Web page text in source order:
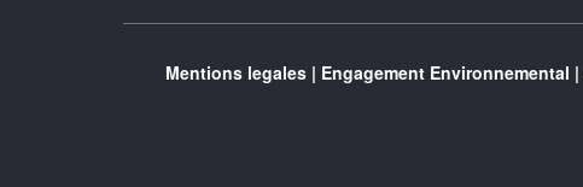
Mentions legales| Engagement Environnemental |